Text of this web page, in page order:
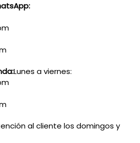
Lunes a viernes:
al cliente los domingos y